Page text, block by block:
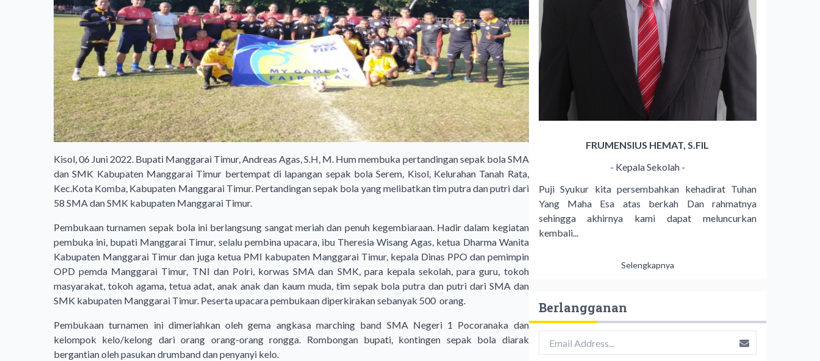
Kisol, 06 Juni 2022. Bupati Manggarai Timur, Andreas Agas, S.H, M. Hum membuka pertandingan sepak bola SMA
dan SMK Kabupaten Manggarai Timur bertempat di lapangan sepak bola Serem, Kisol, Kelurahan Tanah Rata,
Kec.Kota Komba, Kabupaten Manggarai Timur. Pertandingan sepak bola yang melibatkan tim putra dan putri dari
58 SMA dan SMK kabupaten Manggarai Timur.
Pembukaan turnamen sepak bola ini berlangsung sangat meriah dan penuh kegembiaraan. Hadir dalam kegiatan
pembuka ini, bupati Manggarai Timur, selalu pembina upacara, ibu Theresia Wisang Agas, ketua Dharma Wanita
Kabupaten Manggarai Timur dan juga ketua PMI kabupaten Manggarai Timur, kepala Dinas PPO dan pemimpin
OPD pemda Manggarai Timur, TNI dan Polri, korwas SMA dan SMK, para kepala sekolah, para guru, tokoh
masyarakat, tokoh agama, tetua adat, anak anak dan kaum muda, tim sepak bola putra dan putri dari SMA dan
SMK kabupaten Manggarai Timur. Peserta upacara pembukaan diperkirakan sebanyak 500 orang.
Pembukaan turnamen ini dimeriahkan oleh gema angkasa marching band SMA Negeri 1 Pocoranaka dan
kelompok kelo/kelong dari orang orang-orang rongga. Rombongan bupati, kontingen sepak bola diarak
bergantian oleh pasukan drumband dan penyanyi kelo.
FRUMENSIUS HEMAT, S.FIL
- Kepala Sekolah -
Puji Syukur kita persembahkan kehadirat Tuhan
Yang Maha Esa atas berkah Dan rahmatnya
sehingga akhirnya kami dapat meluncurkan
kembali...
Selengkapnya
Berlangganan